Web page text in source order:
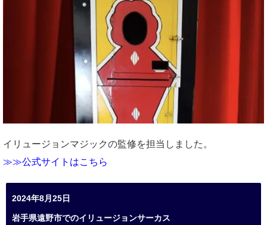
イリュージョンマジックの監修を担当しました。
≫≫公式サイトはこちら
2024年8月25日
岩手県遠野市でのイリュージョンサーカス